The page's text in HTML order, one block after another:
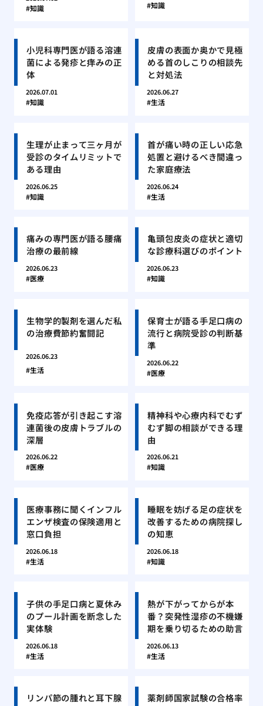
知識 知識
小児科専門医が語る溶連
菌による発疹と痒みの正
体
2026.07.01
知識
皮膚の表面か奥かで見極
める首のしこりの相談先
と対処法
2026.06.27
生活
生理が止まって三ヶ月が
受診のタイムリミットで
ある理由
2026.06.25
知識
首が痛い時の正しい応急
処置と避けるべき間違っ
た家庭療法
2026.06.24
生活
痛みの専門医が語る腰痛
治療の最前線
2026.06.23
医療
亀頭包皮炎の症状と適切
な診療科選びのポイント
2026.06.23
知識
生物学的製剤を選んだ私
の治療費節約奮闘記
2026.06.23
生活
保育士が語る手足口病の
流行と病院受診の判断基
準
2026.06.22
医療
免疫応答が引き起こす溶
連菌後の皮膚トラブルの
深層
2026.06.22
医療
精神科や心療内科でむず
むず脚の相談ができる理
由
2026.06.21
知識
医療事務に聞くインフル
エンザ検査の保険適用と
窓口負担
2026.06.18
生活
睡眠を妨げる足の症状を
改善するための病院探し
の知恵
2026.06.18
知識
子供の手足口病と夏休み
のプール計画を断念した
実体験
2026.06.18
生活
熱が下がってからが本
番？突発性湿疹の不機嫌
期を乗り切るための助言
2026.06.13
生活
リンパ節の腫れと耳下腺
薬剤師国家試験の合格率